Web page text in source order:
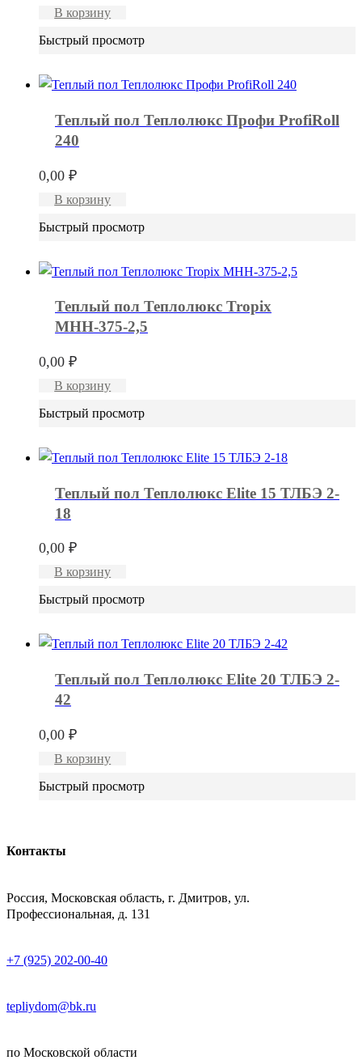
В корзину
Быстрый просмотр
Теплый пол Теплолюкс Профи ProfiRoll
240
0,00₽
В корзину
Быстрый просмотр
Теплый пол Теплолюкс Tropix
МНН-375-2,5
0,00₽
В корзину
Быстрый просмотр
Теплый пол Теплолюкс Elite 15 ТЛБЭ 2-
18
0,00₽
В корзину
Быстрый просмотр
Теплый пол Теплолюкс Elite 20 ТЛБЭ 2-
42
0,00₽
В корзину
Быстрый просмотр
Контакты
Россия, Московская область, г. Дмитров, ул.
Профессиональная, д. 131
+7 (925) 202-00-40
tepliydom@bk.ru
по Московской области